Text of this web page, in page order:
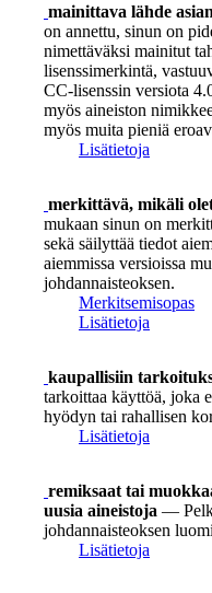
mainittava lähde
on annettu, sinun on
nimettäväksi mainitut
lisenssimerkintä,
CC-lisenssin versiota
myös aineiston
myös muita pieniä
Lisätietoja
merkittävä, mikäli
mukaan sinun on
sekä säilyttää tiedot
aiemmissa versioissa
johdannaisteoksen.
Merkitsemisopas
Lisätietoja
kaupallisiin
tarkoittaa käyttöä, joka
hyödyn tai rahallisen
Lisätietoja
remiksaat tai
uusia aineistoja —
johdannaisteoksen
Lisätietoja